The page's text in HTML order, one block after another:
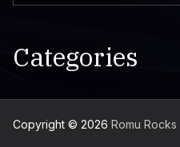
Categories
Copyright © 2026 Romu Rocks